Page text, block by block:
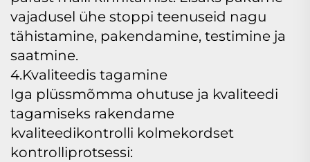
vajadusel ühe stoppi teenuseid nagu
tähistamine, pakendamine, testimine ja
saatmine.
4.Kvaliteedis tagamine
Iga plüssmõmma ohutuse ja kvaliteedi
tagamiseks rakendame
kvaliteedikontrolli kolmekordset
kontrolliprotsessi: